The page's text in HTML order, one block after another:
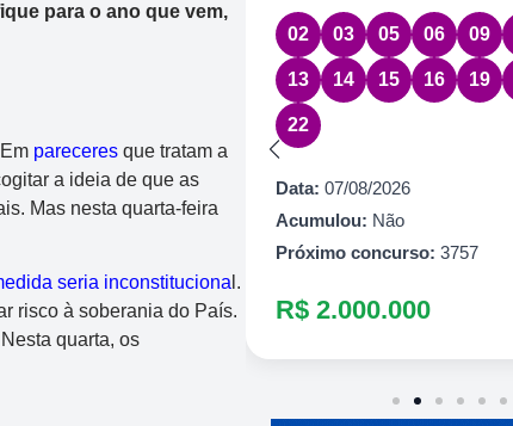
para o ano que vem,
pareceres que tratam a
a ideia de que as
Mas nesta quarta-feira
seria inconstituciona l.
risco à soberania do País.
quarta, os
3042
02 03 05 06 09
13 14 15 16 19
22
Data: 07/08/2026
Acumulou: Não
Próximo concurso: 3757
R$ 2.000.000